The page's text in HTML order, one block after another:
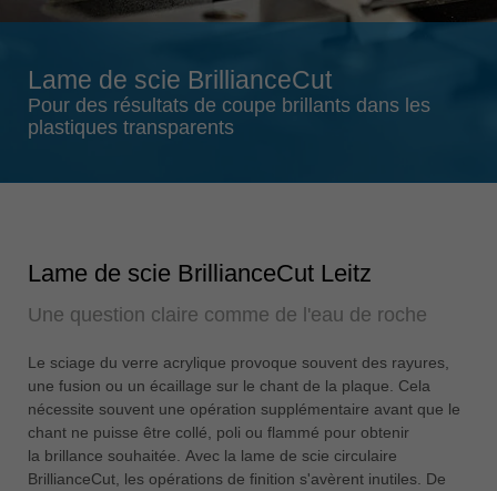
deutsch français
english
Slovenija
Suomi
english
Türkiye
USA
english
Việt Nam
tiếng việt
Lame de scie BrillianceCut
Pour des résultats de coupe brillants dans les
plastiques transparents
Lame de scie BrillianceCut Leitz
Une question claire comme de l'eau de roche
Le sciage du verre acrylique provoque souvent des rayures,
une fusion ou un écaillage sur le chant de la plaque. Cela
nécessite souvent une opération supplémentaire avant que le
chant ne puisse être collé, poli ou flammé pour obtenir
la brillance souhaitée. Avec la lame de scie circulaire
BrillianceCut, les opérations de finition s'avèrent inutiles. De